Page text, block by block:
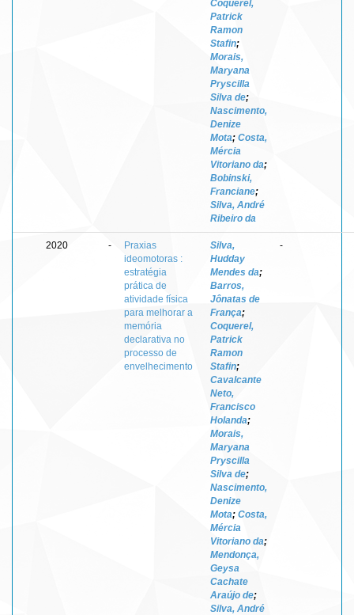
Coquerel,
Patrick
Ramon
Stafin;
Morais,
Maryana
Pryscilla
Silva de;
Nascimento,
Denize
Mota; Costa,
Mércia
Vitoriano da;
Bobinski,
Franciane;
Silva, André
Ribeiro da
2020 -
Praxias
ideomotoras :
estratégia
prática de
atividade física
para melhorar a
memória
declarativa no
processo de
envelhecimento
Silva,
Hudday
Mendes da;
Barros,
Jônatas de
França;
Coquerel,
Patrick
Ramon
Stafin;
Cavalcante
Neto,
Francisco
Holanda;
Morais,
Maryana
Pryscilla
Silva de;
Nascimento,
Denize
Mota; Costa,
Mércia
Vitoriano da;
Mendonça,
Geysa
Cachate
Araújo de;
Silva, André
-